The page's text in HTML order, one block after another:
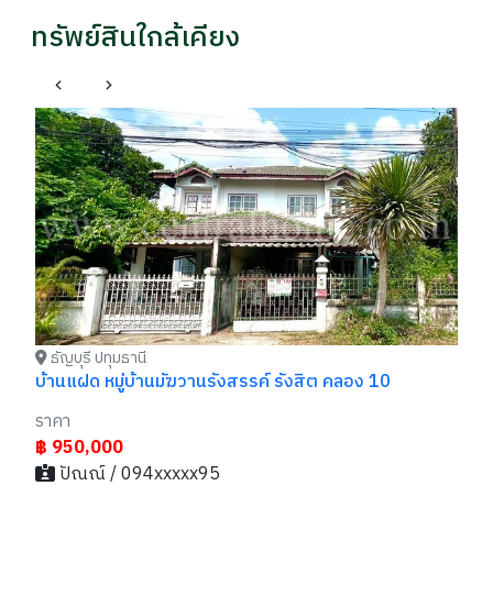
ทรัพย์สินใกล้เคียง
ธัญบุรี ปทุมธานี
บ้านเดี่ยว มัฆวานรังสรรค์ รังสิต - นครนายก คลอง 10
หลังใหญ่ พร้อมอยู่
ราคา
฿ 2,300,000
- / 029xxxx99